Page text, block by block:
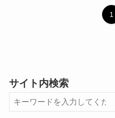
1
サイト内検索